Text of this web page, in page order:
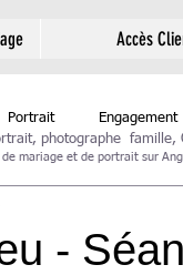
Accès
Portrait Engagement
-
, photographe famille,
mariage et de portrait sur